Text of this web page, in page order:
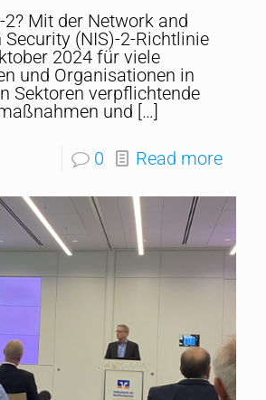
2? Mit der Network and
(NIS)-2-Richtlinie
2024 für viele
und Organisationen in
Sektoren verpflichtende
und […]
0 Read more